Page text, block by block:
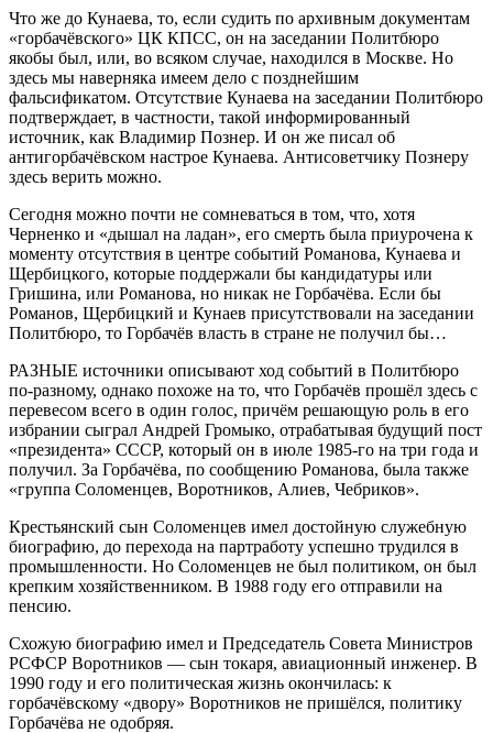
Что же до Кунаева, то, если судить по архивным документам
«горбачёвского» ЦК КПСС, он на заседании Политбюро
якобы был, или, во всяком случае, находился в Москве. Но
здесь мы наверняка имеем дело с позднейшим
фальсификатом. Отсутствие Кунаева на заседании Политбюро
подтверждает, в частности, такой информированный
источник, как Владимир Познер. И он же писал об
антигорбачёвском настрое Кунаева. Антисоветчику Познеру
здесь верить можно.
Сегодня можно почти не сомневаться в том, что, хотя
Черненко и «дышал на ладан», его смерть была приурочена к
моменту отсутствия в центре событий Романова, Кунаева и
Щербицкого, которые поддержали бы кандидатуры или
Гришина, или Романова, но никак не Горбачёва. Если бы
Романов, Щербицкий и Кунаев присутствовали на заседании
Политбюро, то Горбачёв власть в стране не получил бы…
РАЗНЫЕ источники описывают ход событий в Политбюро
по-разному, однако похоже на то, что Горбачёв прошёл здесь с
перевесом всего в один голос, причём решающую роль в его
избрании сыграл Андрей Громыко, отрабатывая будущий пост
«президента» СССР, который он в июле 1985-го на три года и
получил. За Горбачёва, по сообщению Романова, была также
«группа Соломенцев, Воротников, Алиев, Чебриков».
Крестьянский сын Соломенцев имел достойную служебную
биографию, до перехода на партработу успешно трудился в
промышленности. Но Соломенцев не был политиком, он был
крепким хозяйственником. В 1988 году его отправили на
пенсию.
Схожую биографию имел и Председатель Совета Министров
РСФСР Воротников — сын токаря, авиационный инженер. В
1990 году и его политическая жизнь окончилась: к
горбачёвскому «двору» Воротников не пришёлся, политику
Горбачёва не одобряя.